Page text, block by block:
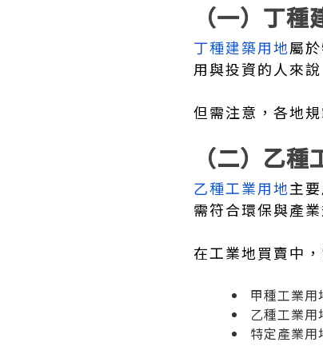
（一）丁
丁種建築用地屬
用與投資的人來
但需注意，各地
（二）乙
乙種工業用地主
需符合環保與產業
在工業地買賣中
甲種工業用
乙種工業用
特定產業用